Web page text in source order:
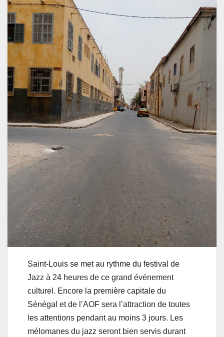
Saint-Louis se met au rythme du festival de
Jazz à 24 heures de ce grand événement
culturel. Encore la première capitale du
Sénégal et de l’AOF sera l’attraction de toutes
les attentions pendant au moins 3 jours. Les
mélomanes du jazz seront bien servis durant